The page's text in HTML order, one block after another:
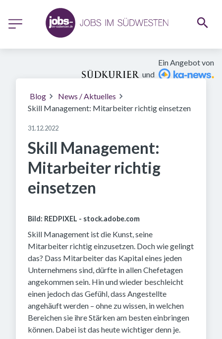
Ein Angebot von
und
Blog
News / Aktuelles
Skill Management: Mitarbeiter richtig einsetzen
31.12.2022
Skill Management:
Mitarbeiter richtig
einsetzen
Bild: REDPIXEL - stock.adobe.com
Skill Management ist die Kunst, seine
Mitarbeiter richtig einzusetzen. Doch wie gelingt
das? Dass Mitarbeiter das Kapital eines jeden
Unternehmens sind, dürfte in allen Chefetagen
angekommen sein. Hin und wieder beschleicht
einen jedoch das Gefühl, dass Angestellte
angehäuft werden – ohne zu wissen, in welchen
Bereichen sie ihre Stärken am besten einbringen
können. Dabei ist das heute wichtiger denn je.